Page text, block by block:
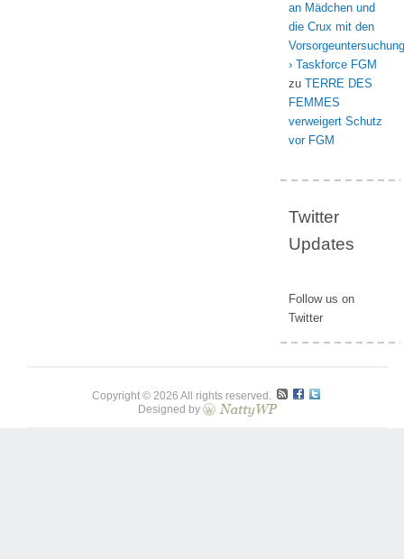
an Mädchen und
die Crux mit den
› Taskforce FGM
zu TERRE DES
FEMMES
verweigert Schutz
vor FGM
Twitter
Updates
Follow us on
Twitter
Copyright © 2026 All rights reserved.
Designed by